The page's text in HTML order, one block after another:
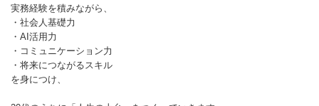
実務経験を積みながら、
・社会人基礎力
・AI活用力
・コミュニケーション力
・将来につながるスキル
を身につけ、